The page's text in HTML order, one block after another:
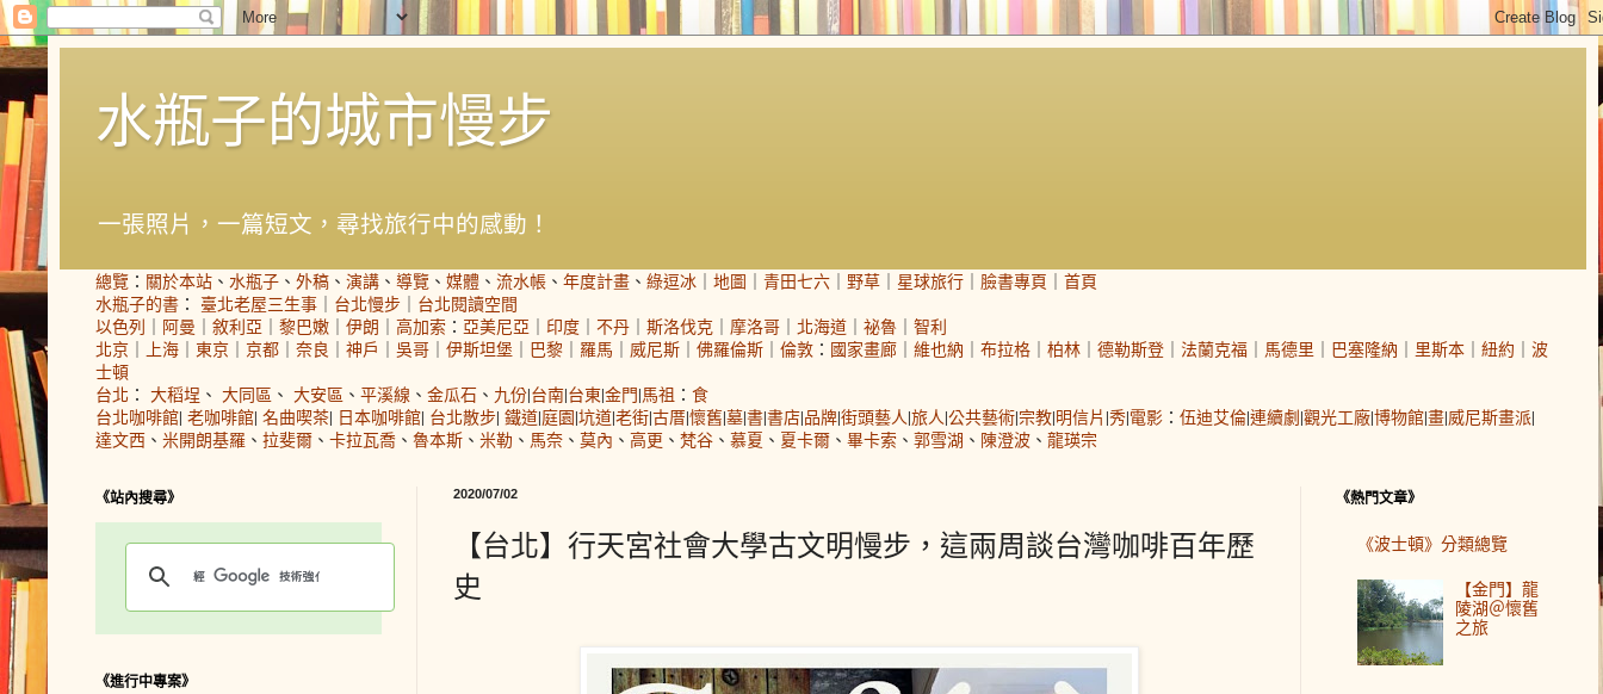
水瓶子的城市慢步
一張照片，一篇短文，尋找旅行中的感動！
總覽 ： 關於本站 、 水瓶子 、 外稿 、 演講 、 導覽 、 媒體 、 流水帳 、 年度計畫 、 綠逗冰 ｜ 地圖 ｜ 青田七六 ｜ 野草 ｜ 星球旅行 ｜ 臉書專頁 ｜ 首頁
水瓶子的書 ： 臺北老屋三生事 ｜ 台北慢步 ｜ 台北閱讀空間
以色列 ｜ 阿曼 ｜ 敘利亞 ｜ 黎巴嫩 ｜ 伊朗 ｜ 高加索 ： 亞美尼亞 ｜ 印度 ｜ 不丹 ｜ 斯洛伐克 ｜ 摩洛哥 ｜ 北海道 ｜ 祕魯 ｜ 智利
北京 ｜ 上海 ｜ 東京 ｜ 京都 ｜ 奈良 ｜ 神戶 ｜ 吳哥 ｜ 伊斯坦堡 ｜ 巴黎 ｜ 羅馬 ｜ 威尼斯 ｜ 佛羅倫斯 ｜ 倫敦 ： 國家畫廊 ｜ 維也納 ｜ 布拉格 ｜ 柏林 ｜ 德勒斯登 ｜ 法蘭克福 ｜ 馬德里 ｜ 巴塞隆納 ｜ 里斯本 ｜ 紐約 ｜ 波
士頓
台北 ： 大稻埕 、 大同區 、 大安區 、 平溪線 、 金瓜石 、 九份|台南|台東|金門|馬祖 ： 食
台北咖啡館| 老咖啡館| 名曲喫茶| 日本咖啡館| 台北散步| 鐵道|庭園|坑道|老街|古厝|懷舊|墓|書|書店|品牌|街頭藝人|旅人|公共藝術|宗教|明信片 |秀|電影 ： 伍迪艾倫|連續劇|觀光工廠|博物館|畫|威尼斯畫派|
達文西 、 米開朗基羅 、 拉斐爾 、 卡拉瓦喬 、 魯本斯 、 米勒 、 馬奈 、 莫內 、 高更 、 梵谷 、 慕夏 、 夏卡爾 、 畢卡索 、 郭雪湖 、 陳澄波 、 龍瑛宗
2020/07/02
【台北】行天宮社會大學古文明慢步，這兩周談台灣咖啡百年歷
史
《站內搜尋》
《進行中專案》
《熱門文章》
《波士頓》分類總覽
【金門】龍
陵湖＠懷舊
之旅